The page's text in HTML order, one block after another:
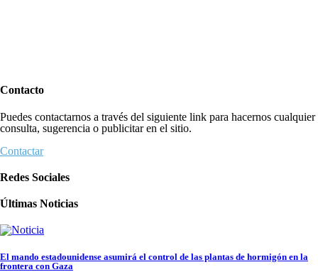
Contacto
Puedes contactarnos a través del siguiente link para hacernos cualquier
consulta, sugerencia o publicitar en el sitio.
Contactar
Redes Sociales
Últimas Noticias
El mando estadounidense asumirá el control de las plantas de hormigón en la
frontera con Gaza